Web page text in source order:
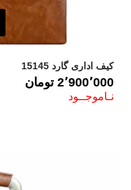
کیف اداری گارد 15145
قیمت
2٬900٬000 ‎تومان
نـاموجــود